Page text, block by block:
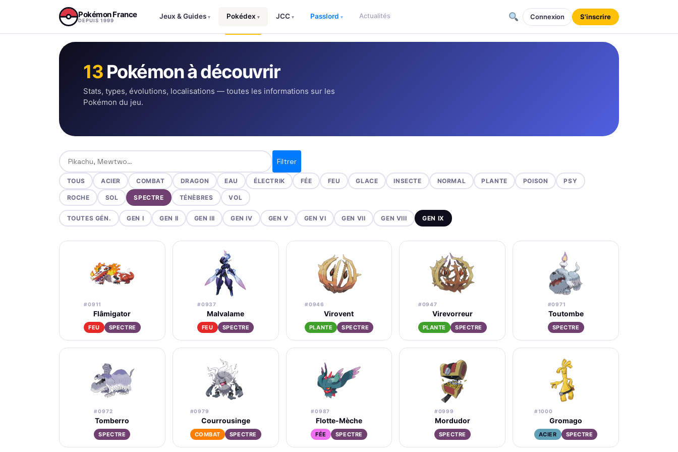
Pokémon France
DEPUIS 1999
Jeux & Guides ▾ Pokédex ▾ JCC ▾ Passlord ▾ Actualités Connexion S'inscrire
13 Pokémon à découvrir
Stats, types, évolutions, localisations — toutes les informations sur les
Pokémon du jeu.
Rechercher un Pokémon
Filtrer
TOUS ACIER COMBAT DRAGON EAU ÉLECTRIK FÉE FEU GLACE INSECTE NORMAL PLANTE POISON PSY
ROCHE SOL SPECTRE TÉNÈBRES VOL
TOUTES GÉN. GEN I GEN II GEN III GEN IV GEN V GEN VI GEN VII GEN VIII GEN IX
#0911
Flâmigator
FEU SPECTRE
#0937
Malvalame
FEU SPECTRE
#0946
Virovent
PLANTE SPECTRE
#0947
Virevorreur
PLANTE SPECTRE
#0971
Toutombe
SPECTRE
#0972
Tomberro
SPECTRE
#0979
Courrousinge
COMBAT SPECTRE
#0987
Flotte-Mèche
FÉE SPECTRE
#0999
Mordudor
SPECTRE
#1000
Gromago
ACIER SPECTRE